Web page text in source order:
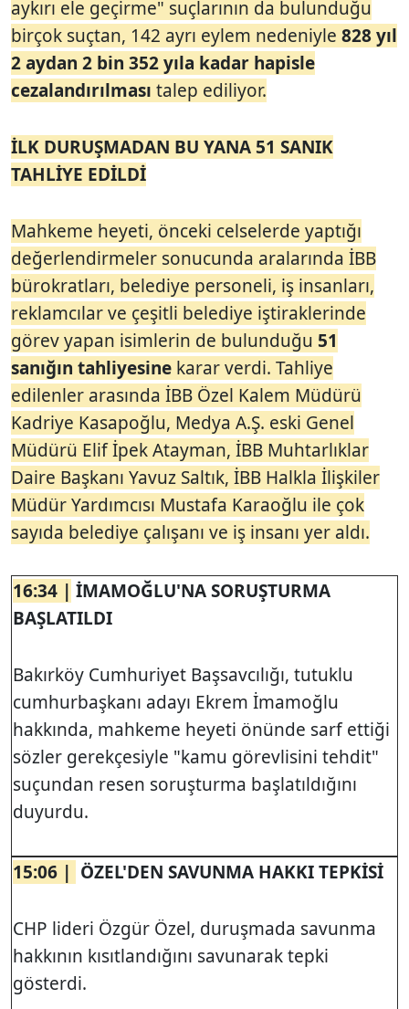
aykırı ele geçirme" suçlarının da bulunduğu
birçok suçtan, 142 ayrı eylem nedeniyle 828 yıl
2 aydan 2 bin 352 yıla kadar hapisle
cezalandırılması talep ediliyor.
İLK DURUŞMADAN BU YANA 51 SANIK
TAHLİYE EDİLDİ
Mahkeme heyeti, önceki celselerde yaptığı
değerlendirmeler sonucunda aralarında İBB
bürokratları, belediye personeli, iş insanları,
reklamcılar ve çeşitli belediye iştiraklerinde
görev yapan isimlerin de bulunduğu 51
sanığın tahliyesine karar verdi. Tahliye
edilenler arasında İBB Özel Kalem Müdürü
Kadriye Kasapoğlu, Medya A.Ş. eski Genel
Müdürü Elif İpek Atayman, İBB Muhtarlıklar
Daire Başkanı Yavuz Saltık, İBB Halkla İlişkiler
Müdür Yardımcısı Mustafa Karaoğlu ile çok
sayıda belediye çalışanı ve iş insanı yer aldı.
16:34 | İMAMOĞLU'NA SORUŞTURMA
BAŞLATILDI
Bakırköy Cumhuriyet Başsavcılığı, tutuklu
cumhurbaşkanı adayı Ekrem İmamoğlu
hakkında, mahkeme heyeti önünde sarf ettiği
sözler gerekçesiyle "kamu görevlisini tehdit"
suçundan resen soruşturma başlatıldığını
duyurdu.
15:06 | ÖZEL'DEN SAVUNMA HAKKI TEPKİSİ
CHP lideri Özgür Özel, duruşmada savunma
hakkının kısıtlandığını savunarak tepki
gösterdi.